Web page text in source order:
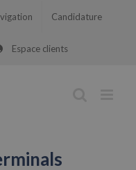
Candidature
Espace clients